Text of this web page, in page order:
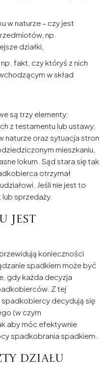
w naturze – czy jest
np.
działki,
fakt, czy któryś z nich
w skład
są trzy elementy:
z testamentu lub ustawy,
naturze oraz sytuacja stron
mieszkaniu,
lokum. Sąd stara się tak
otrzymał
Jeśli nie jest to
sprzedaży.
jest
konieczności
spadkiem może być
gdy każda decyzja
Z tej
decydują się
(w czym
aby móc efektywnie
spadkobrania spadkiem.
działu